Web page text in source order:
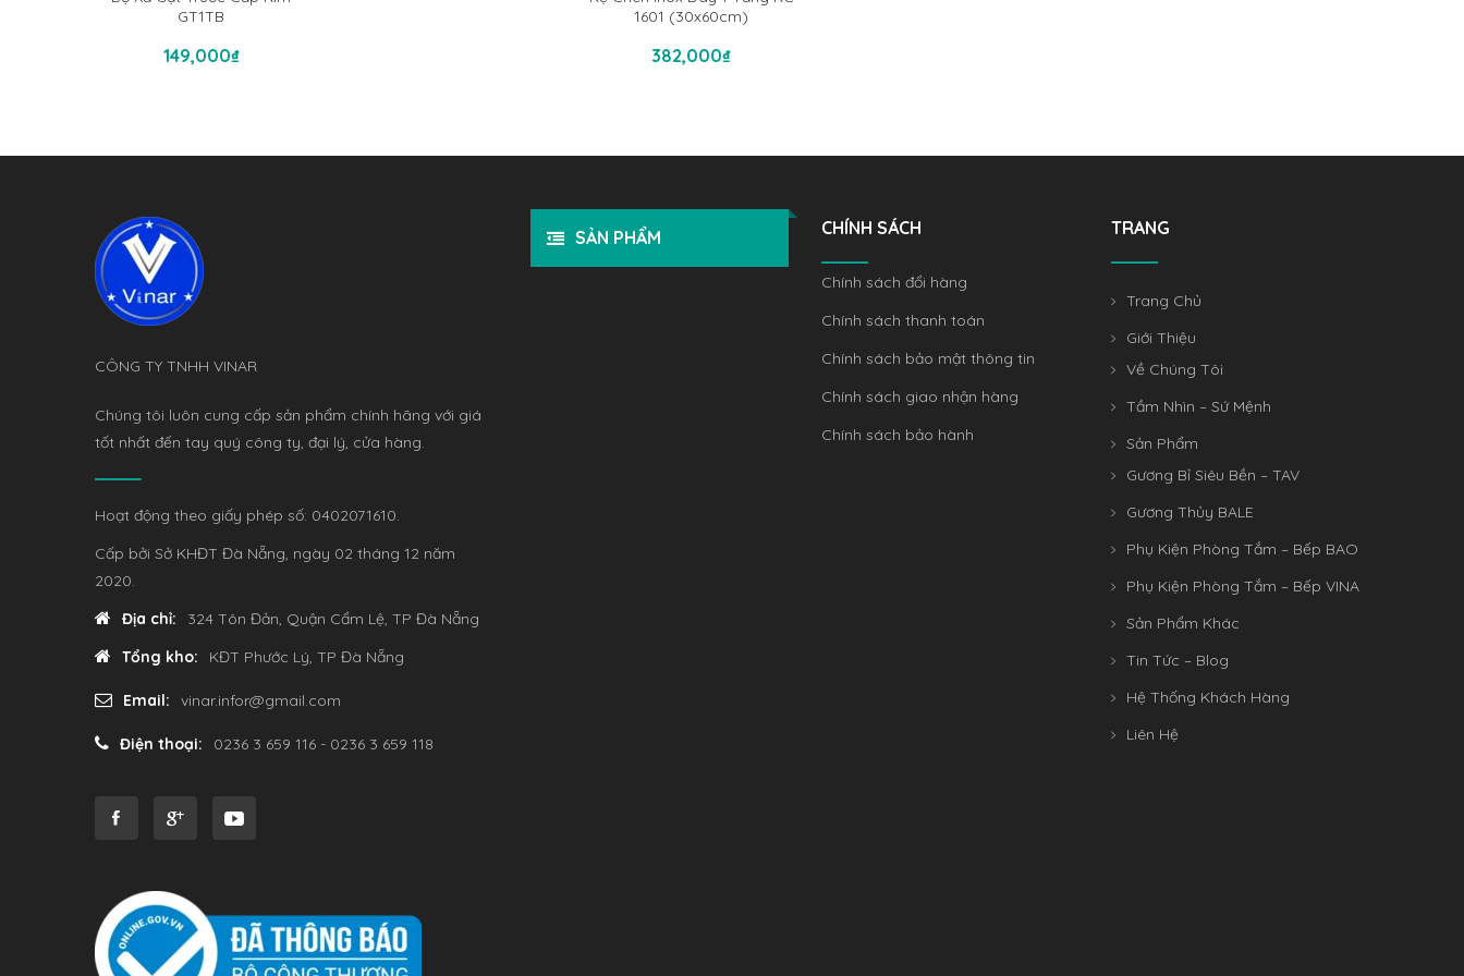
GT1TB
149,000₫
Thêm Vào Giỏ Hàng
1601 (30x60cm)
382,000₫
Thêm Vào Giỏ Hàng
CÔNG TY TNHH VINAR
Chúng tôi luôn cung cấp sản phẩm chính hãng với giá
tốt nhất đến tay quý công ty, đại lý, cửa hàng.
Hoạt động theo giấy phép số: 0402071610.
Cấp bởi Sở KHĐT Đà Nẵng, ngày 02 tháng 12 năm
2020.
Địa chỉ:
324 Tôn Đản, Quận Cẩm Lệ, TP Đà Nẵng
Tổng kho:
KĐT Phước Lý, TP Đà Nẵng
Email: vinar.infor@gmail.com
Điện thoại: 0236 3 659 116 - 0236 3 659 118
SẢN PHẨM CHÍNH SÁCH
Chính sách đổi hàng
Chính sách thanh toán
Chính sách bảo mật thông tin
Chính sách giao nhận hàng
Chính sách bảo hành
TRANG
Trang Chủ
Giới Thiệu
Về Chúng Tôi
Tầm Nhìn – Sứ Mệnh
Sản Phẩm
Gương Bỉ Siêu Bền – TAV
Gương Thủy BALE
Phụ Kiện Phòng Tắm – Bếp BAO
Phụ Kiện Phòng Tắm – Bếp VINA
Sản Phẩm Khác
Tin Tức – Blog
Hệ Thống Khách Hàng
Liên Hệ